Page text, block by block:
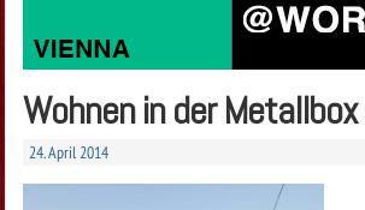
Wohnen in der Metallbox
24. April 2014